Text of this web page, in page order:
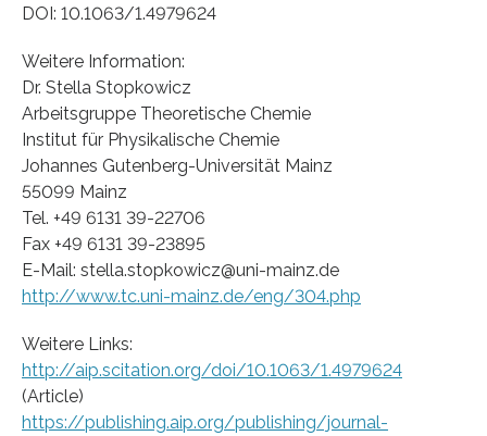
DOI: 10.1063/1.4979624
Weitere Information:
Dr. Stella Stopkowicz
Arbeitsgruppe Theoretische Chemie
Institut für Physikalische Chemie
Johannes Gutenberg-Universität Mainz
55099 Mainz
Tel. +49 6131 39-22706
Fax +49 6131 39-23895
E-Mail: stella.stopkowicz@uni-mainz.de
http://www.tc.uni-mainz.de/eng/304.php
Weitere Links:
http://aip.scitation.org/doi/10.1063/1.4979624
(Article)
https://publishing.aip.org/publishing/journal-